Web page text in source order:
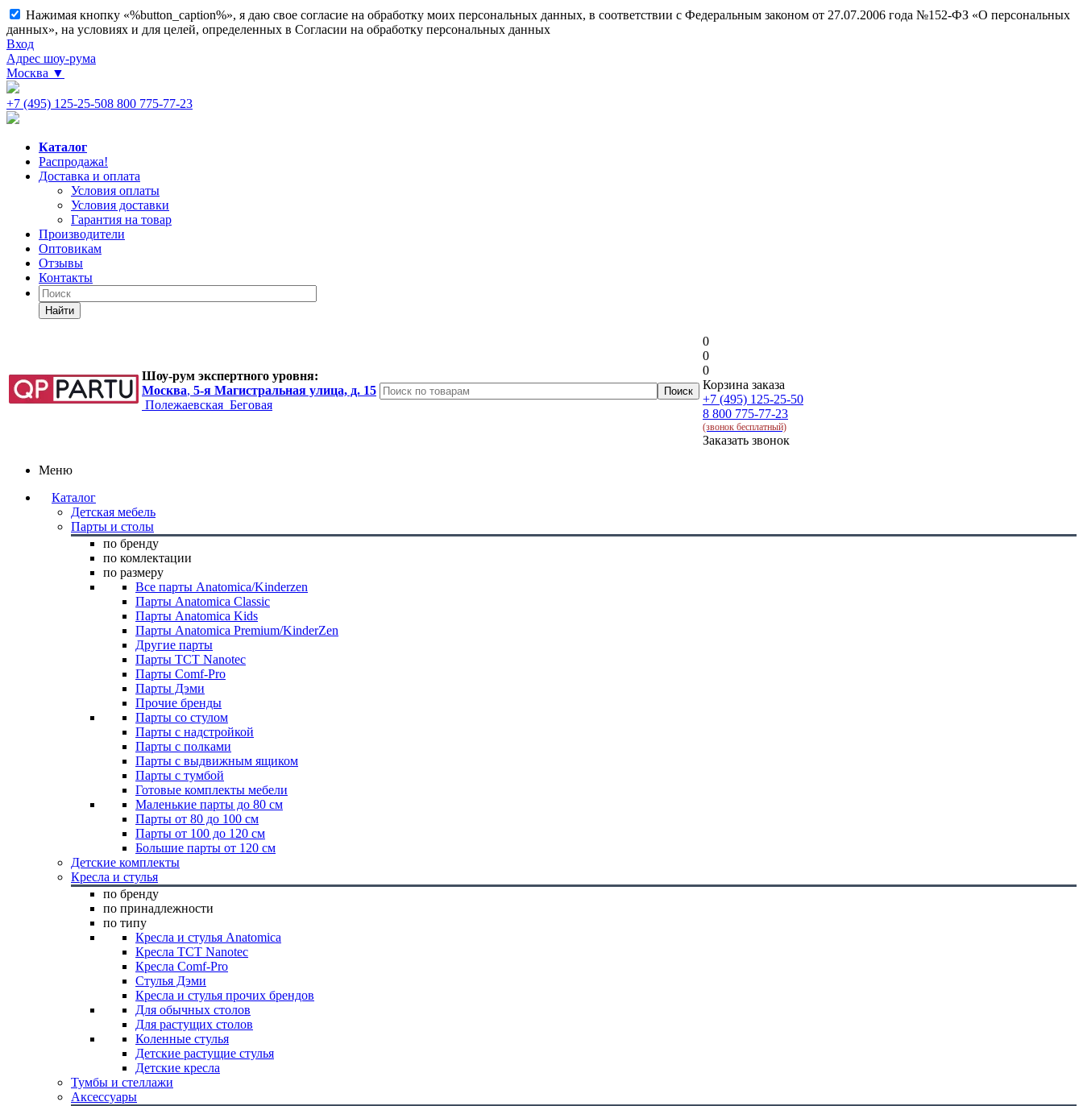
Нажимая кнопку «%button_caption%», я даю свое согласие на обработку моих персональных данных, в соответствии с Федеральным законом от 27.07.2006 года №152-ФЗ «О персональных
данных», на условиях и для целей, определенных в Согласии на обработку персональных данных
Вход
Адрес шоу-рума
Москва ▼
+7 (495) 125-25-508 800 775-77-23
Каталог
Распродажа!
Доставка и оплата
Условия оплаты
Условия доставки
Гарантия на товар
Производители
Оптовикам
Отзывы
Контакты
Найти
Шоу-рум экспертного уровня:
Москва, 5-я Магистральная улица, д. 15
Полежаевская Беговая
0
0
0
Корзина заказа
+7 (495) 125-25-50
8 800 775-77-23
(звонок бесплатный)
Заказать звонок
Меню
Каталог
Детская мебель
Парты и столы
по бренду
по комлектации
по размеру
Все парты Anatomica/Kinderzen
Парты Anatomica Classic
Парты Anatomica Kids
Парты Anatomica Premium/KinderZen
Другие парты
Парты TCT Nanotec
Парты Comf-Pro
Парты Дэми
Прочие бренды
Парты со стулом
Парты с надстройкой
Парты с полками
Парты с выдвижным ящиком
Парты с тумбой
Готовые комплекты мебели
Маленькие парты до 80 см
Парты от 80 до 100 см
Парты от 100 до 120 см
Большие парты от 120 см
Детские комплекты
Кресла и стулья
по бренду
по принадлежности
по типу
Кресла и стулья Anatomica
Кресла TCT Nanotec
Кресла Comf-Pro
Стулья Дэми
Кресла и стулья прочих брендов
Для обычных столов
Для растущих столов
Коленные стулья
Детские растущие стулья
Детские кресла
Тумбы и стеллажи
Аксессуары